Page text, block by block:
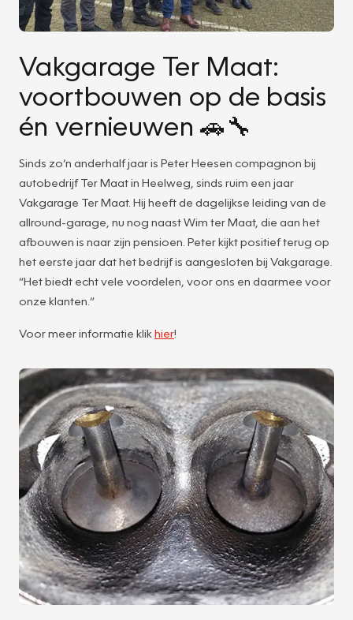
Vakgarage Ter Maat:
voortbouwen op de basis
én vernieuwen 🚗🔧
Sinds zo’n anderhalf jaar is Peter Heesen compagnon bij
autobedrijf Ter Maat in Heelweg, sinds ruim een jaar
Vakgarage Ter Maat. Hij heeft de dagelijkse leiding van de
allround-garage, nu nog naast Wim ter Maat, die aan het
afbouwen is naar zijn pensioen. Peter kijkt positief terug op
het eerste jaar dat het bedrijf is aangesloten bij Vakgarage.
“Het biedt echt vele voordelen, voor ons en daarmee voor
onze klanten.”
Voor meer informatie klikhier!